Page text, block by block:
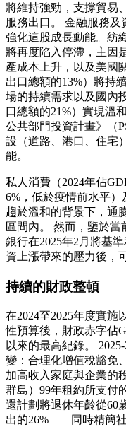
將維持強勁，支撐貿易
服務出口。 金融服務
強化這股成長動能。紡
將再度陷入停滯，主因
產成本上升，以及美國
出口總額的13%）將持
場的持續需求以及國內
口總額的21%）實現溫
公共部門投資計畫》（
設（道路、港口、住宅
能。
私人消費（2024年佔
6%，低於疫情前水平
趨於溫和的背景下，通
區間內。 然而，鑒於
銀行在2025年2月將基
資上漲帶來的壓力後，
持續的財政整頓
在2024至2025年度實施
性預算後，財政赤字佔
以來的最高紀錄。
變：合理化增值稅豁免
加高收入家庭與企業的
群島）99年租約所支付
還計劃將退休年齡從
出的26%——同時精簡社